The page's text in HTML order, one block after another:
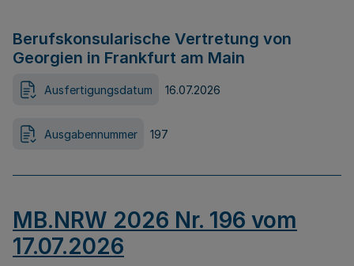
Berufskonsularische Vertretung von
Georgien in Frankfurt am Main
Ausfertigungsdatum 16.07.2026
Ausgabennummer 197
MB.NRW 2026 Nr. 196 vom
17.07.2026